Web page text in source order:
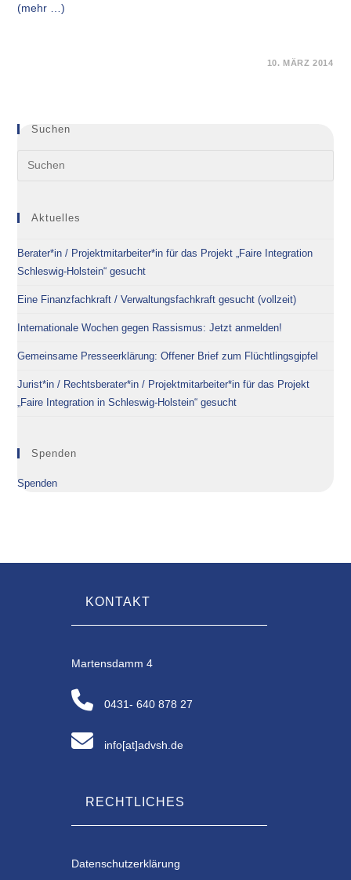
(mehr …)
10. MÄRZ 2014
Suchen
Aktuelles
Berater*in / Projektmitarbeiter*in für das Projekt „Faire Integration
Schleswig-Holstein“ gesucht
Eine Finanzfachkraft / Verwaltungsfachkraft gesucht (vollzeit)
Internationale Wochen gegen Rassismus: Jetzt anmelden!
Gemeinsame Presseerklärung: Offener Brief zum Flüchtlingsgipfel
Jurist*in / Rechtsberater*in / Projektmitarbeiter*in für das Projekt
„Faire Integration in Schleswig-Holstein“ gesucht
Spenden
Spenden
KONTAKT
Martensdamm 4
0431- 640 878 27
info[at]advsh.de
RECHTLICHES
Datenschutzerklärung